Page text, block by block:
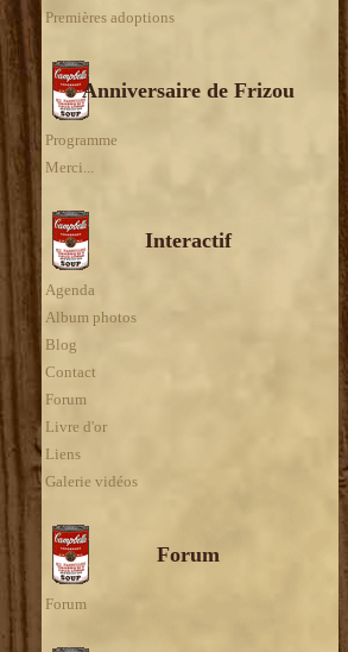
Premières adoptions
Anniversaire de Frizou
Programme
Merci...
Interactif
Agenda
Album photos
Blog
Contact
Forum
Livre d'or
Liens
Galerie vidéos
Forum
Forum